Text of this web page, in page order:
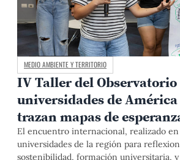
MEDIO AMBIENTE Y TERRITORIO
IV Taller del Observatorio
universidades de
trazan mapas de
ecología integral
El encuentro internacional, realizado en
universidades de la región para
sostenibilidad, formación universitaria,